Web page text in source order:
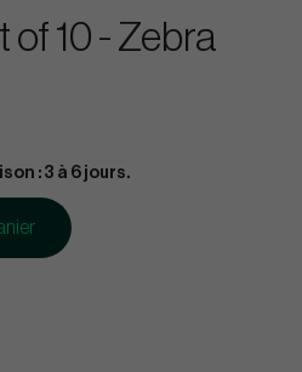
of 10 - Zebra
: 3 à 6 jours.